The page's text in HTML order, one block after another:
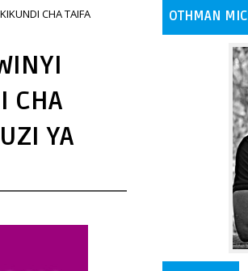
CHA TAIFA
CHA
YA
OTHMAN